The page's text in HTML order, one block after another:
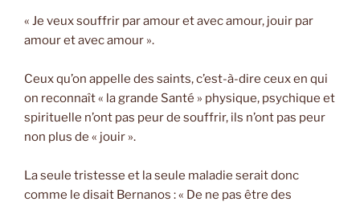
« Je veux souffrir par amour et avec amour, jouir par
amour et avec amour ».
Ceux qu’on appelle des saints, c’est-à-dire ceux en qui
on reconnaît « la grande Santé » physique, psychique et
spirituelle n’ont pas peur de souffrir, ils n’ont pas peur
non plus de « jouir ».
La seule tristesse et la seule maladie serait donc
comme le disait Bernanos : « De ne pas être des